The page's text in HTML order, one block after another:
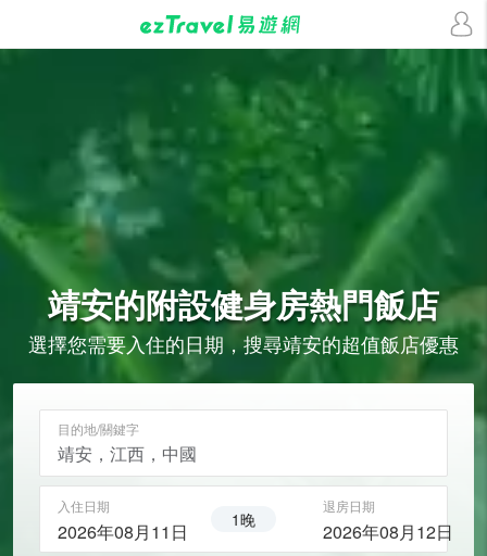
靖安的附設健身房熱門飯店
選擇您需要入住的日期，搜尋靖安的超值飯店優惠
目的地/關鍵字
入住日期
2026年08月11日 1晚
退房日期
2026年08月12日